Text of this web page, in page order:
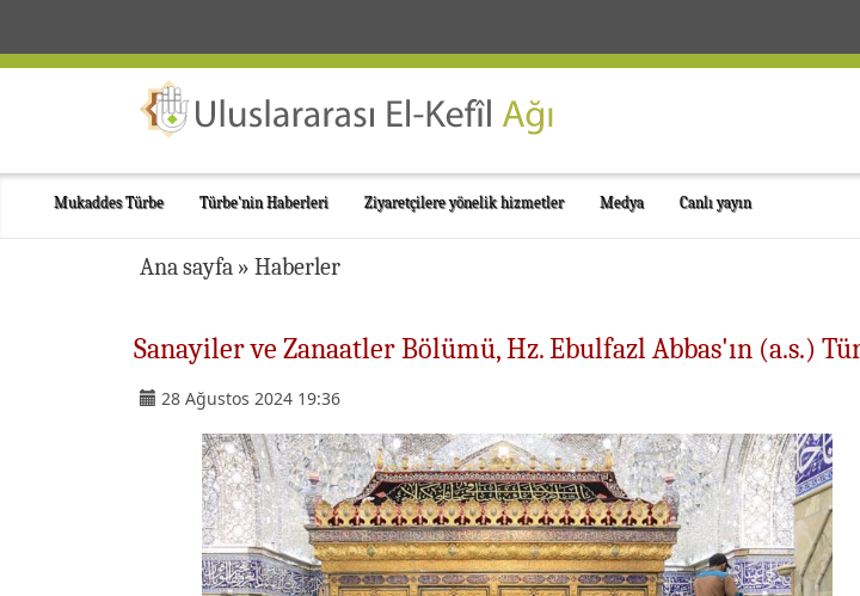
Mukaddes Türbe Türbe'nin Haberleri Ziyaretçilere yönelik hizmetler Medya Canlı yayın
Ana sayfa » Haberler
Sanayiler ve Zanaatler Bölümü, Hz. Ebulfazl Abbas'ın (a.s.)
28 Ağustos 2024 19:36